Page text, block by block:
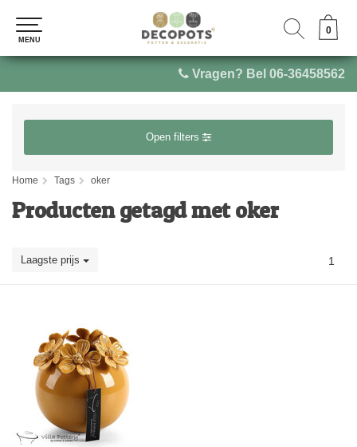
Vragen? Bel 06-36458562
0
MENU
0
MENU
Open filters
Home Tags oker
Producten getagd met oker
Laagste prijs 1